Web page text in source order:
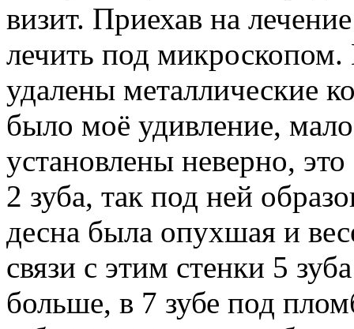
визит. Приехав на
лечить под
удалены металлические
было моё удивление,
установлены неверно,
2 зуба, так под ней
десна была опухшая и
связи с этим стенки 5
больше, в 7 зубе под